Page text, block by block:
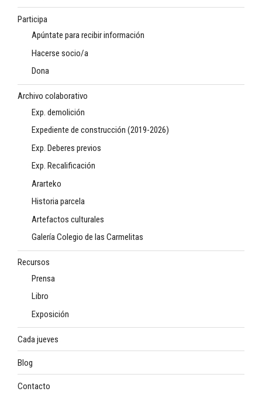
Participa
Apúntate para recibir información
Hacerse socio/a
Dona
Archivo colaborativo
Exp. demolición
Expediente de construcción (2019-2026)
Exp. Deberes previos
Exp. Recalificación
Ararteko
Historia parcela
Artefactos culturales
Galería Colegio de las Carmelitas
Recursos
Prensa
Libro
Exposición
Cada jueves
Blog
Contacto